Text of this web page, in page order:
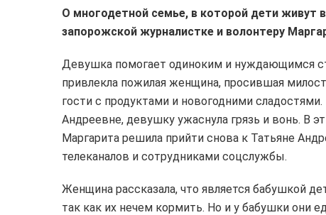
О многодетной семье, в которой дети живут
запорожской журналистке и волонтеру
Девушка помогает одиноким и нуждающимся
привлекла пожилая женщина, просившая
гости с продуктами и новогодними
Андреевне, девушку ужаснула грязь и вонь. В
Маргарита решила прийти снова к Татьяне
телеканалов и сотрудниками соцслужбы.
Женщина рассказала, что является бабушкой
так как их нечем кормить. Но и у бабушки они